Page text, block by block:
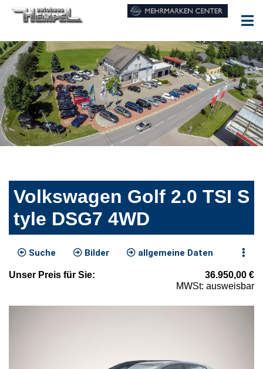
Volkswagen Golf 2.0 TSI S
tyle DSG7 4WD
Suche Bilder allgemeine Daten
Unser Preis für Sie: 36.950,00 €
MWSt: ausweisbar